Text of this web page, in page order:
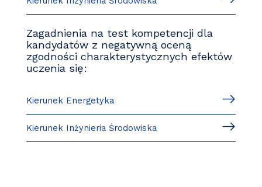
Zagadnienia na test kompetencji dla
kandydatów z negatywną oceną
zgodności charakterystycznych efektów
uczenia się:
Kierunek Energetyka
Kierunek Inżynieria Środowiska